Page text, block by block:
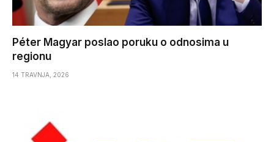
Péter Magyar poslao poruku o odnosima u
regionu
14 TRAVNJA, 2026